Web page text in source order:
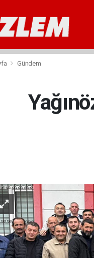
Gündem